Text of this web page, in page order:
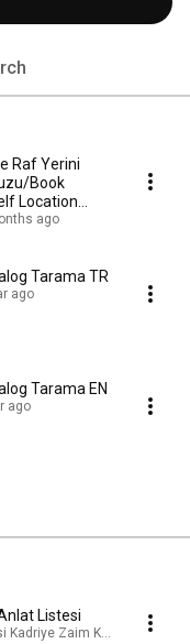
Raf Yerini
Book
Location
ago
Tarama TR
ago
Tarama EN
ago
Listesi
Kadriye Zaim Kütüphanesi ·